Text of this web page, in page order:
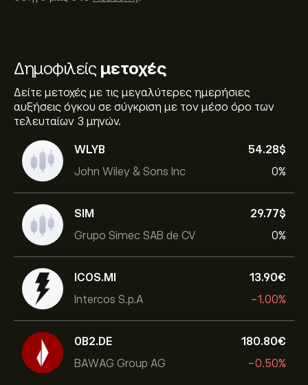
Δημοφιλείς μετοχές
Δείτε μετοχές με τις μεγαλύτερες ημερήσιες
αυξήσεις όγκου σε σύγκριση με τον μέσο όρο των
τελευταίων 3 μηνών.
WLYB
John Wiley & Sons Inc
54.28‎$‎
0%
SIM
Grupo Simec SAB de CV
29.77‎$‎
0%
ICOS.MI
Intercos S.p.A
13.90‎€‎
-1.00%
0B2.DE
BAWAG Group AG
180.80‎€‎
-0.50%